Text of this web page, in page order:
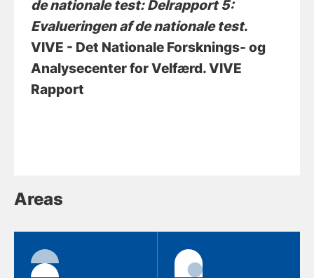
de nationale test: Delrapport 5:
Evalueringen af de nationale test.
VIVE - Det Nationale Forsknings- og
Analysecenter for Velfærd. VIVE
Rapport
Areas